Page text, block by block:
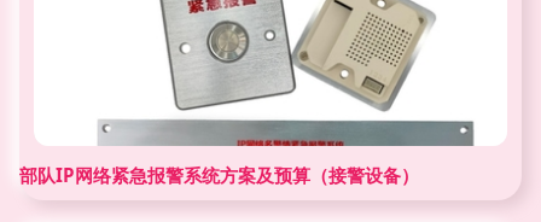
部队IP网络紧急报警系统方案及预算（接警设备）